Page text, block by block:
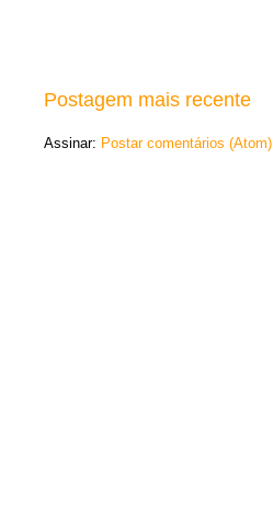
Postagem mais recente
Assinar: Postar comentários (Atom)